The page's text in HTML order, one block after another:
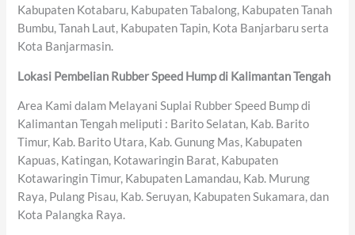
Kabupaten Kotabaru, Kabupaten Tabalong, Kabupaten Tanah
Bumbu, Tanah Laut, Kabupaten Tapin, Kota Banjarbaru serta
Kota Banjarmasin.
Lokasi Pembelian Rubber Speed Hump di Kalimantan Tengah
Area Kami dalam Melayani Suplai Rubber Speed Bump di
Kalimantan Tengah meliputi : Barito Selatan, Kab. Barito
Timur, Kab. Barito Utara, Kab. Gunung Mas, Kabupaten
Kapuas, Katingan, Kotawaringin Barat, Kabupaten
Kotawaringin Timur, Kabupaten Lamandau, Kab. Murung
Raya, Pulang Pisau, Kab. Seruyan, Kabupaten Sukamara, dan
Kota Palangka Raya.